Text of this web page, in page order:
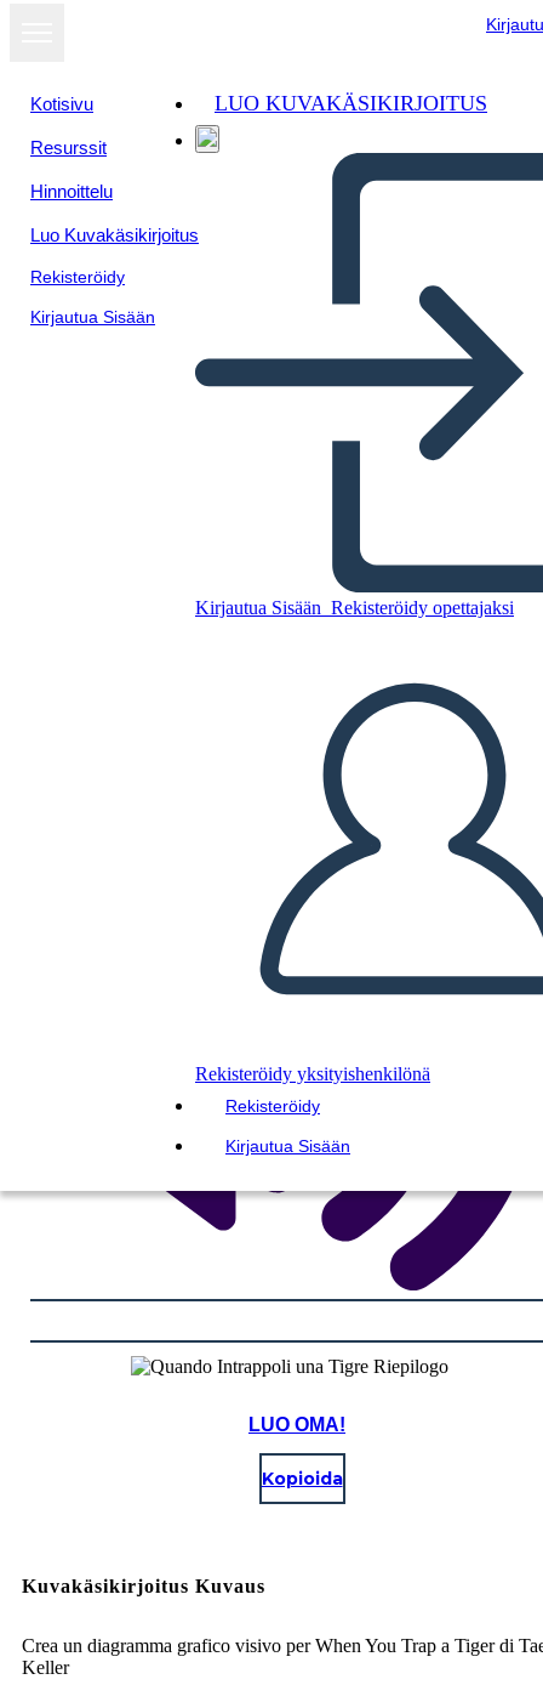
Kotisivu
Resurssit
Hinnoittelu
Luo Kuvakäsikirjoitus
Rekisteröidy
Kirjautua Sisään
LUO KUVAKÄSIKIRJOITUS
Kirjautua Sisään Rekisteröidy opettajaksi
Rekisteröidy yksityishenkilönä
Rekisteröidy
Kirjautua Sisään
Riepilogo
LUO KUVAKÄSIKIRJOITUS
TOISTA DIAESITYS
LUE MINULLE
LUO OMA!
Kopioida
Kuvakäsikirjoitus Kuvaus
Crea un diagramma grafico visivo per When You Trap a Tiger di
Keller